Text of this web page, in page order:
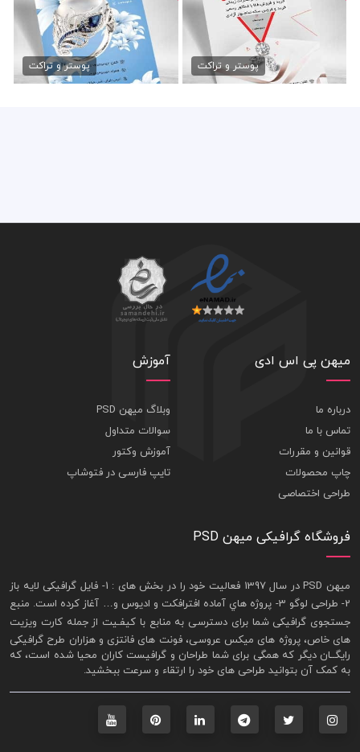
تراکت طلا فروشی
79,000 تومان پوستر و تراکت
طرح تراکت جواهری
79,000 تومان پوستر و تراکت
میهن پی اس ادی
درباره ما
تماس با ما
قوانین و مقررات
چاپ محصولات
طراحی اختصاصی
آموزش
وبلاگ میهن PSD
سوالات متداول
آموزش وکتور
تایپ فارسی در فتوشاپ
فروشگاه گرافیکی میهن PSD
ميهن PSD در سال 1397 فعاليت خود را در بخش های : 1-
فايل گرافيکی لايه باز
2- طراحی لوگو 3- پروژه هاي آماده افترافکت و اديوس و… آغاز کرده است. منبع
جستجوی گرافيکی شما برای دسترسی به منابع با کيفـيت از جملهکارت ويزيت
های خاص، پروژه های ميکس عروسی، فونت های فانتزی و هزاران طرح گرافیکی
رايگــان ديگر که همگی برای شما طراحان و گرافيست کاران محيا شده است، که
به کمک آن بتوانيد طراحی های خود را ارتقاء و سرعت ببخشيد.